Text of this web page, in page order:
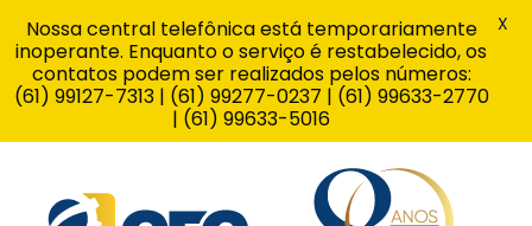
Nossa central telefônica está temporariamente
inoperante. Enquanto o serviço é restabelecido, os
contatos podem ser realizados pelos números:
(61) 99127-7313 | (61) 99277-0237 | (61) 99633-2770
| (61) 99633-5016
X